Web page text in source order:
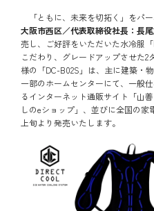
「ともに、未来を切拓く」をパ
大阪市西区／代表取締役社長：長
売し、ご好評をいただいた水冷服
こだわり、グレードアップさせた
様の「DC-B02S」は、主に建築・
一部のホームセンターにて、一般
るインターネット通販サイト「山
しのeショップ」、並びに全国の
上旬より発売いたします。